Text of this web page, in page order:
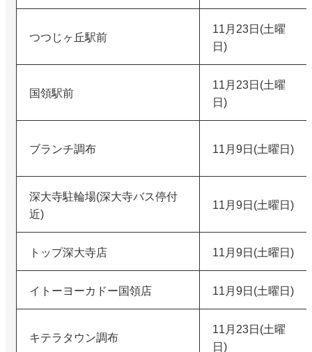
つつじヶ丘駅前
11月23日(土曜
日)
国領駅前
11月23日(土曜
日)
ブランチ調布 11月9日(土曜日)
深大寺駐輪場(深大寺バス停付
近)
11月9日(土曜日)
トップ深大寺店 11月9日(土曜日)
イトーヨーカドー国領店 11月9日(土曜日)
キテラタウン調布
11月23日(土曜
日)